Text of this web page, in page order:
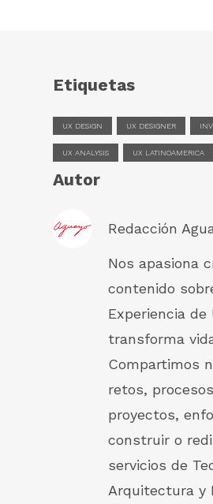
Etiquetas
UX DESIGN UX DESIGNER
UX ANALYSIS UX LATINOAMERICA
Autor
Redacción
Nos apasiona
contenido
Experiencia de
transforma
Compartimos
retos,
proyectos,
construir o
servicios de
Arquitectura y